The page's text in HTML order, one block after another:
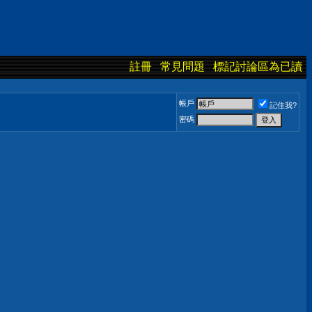
註冊 常見問題 標記討論區為已讀
帳戶
記住我?
密碼